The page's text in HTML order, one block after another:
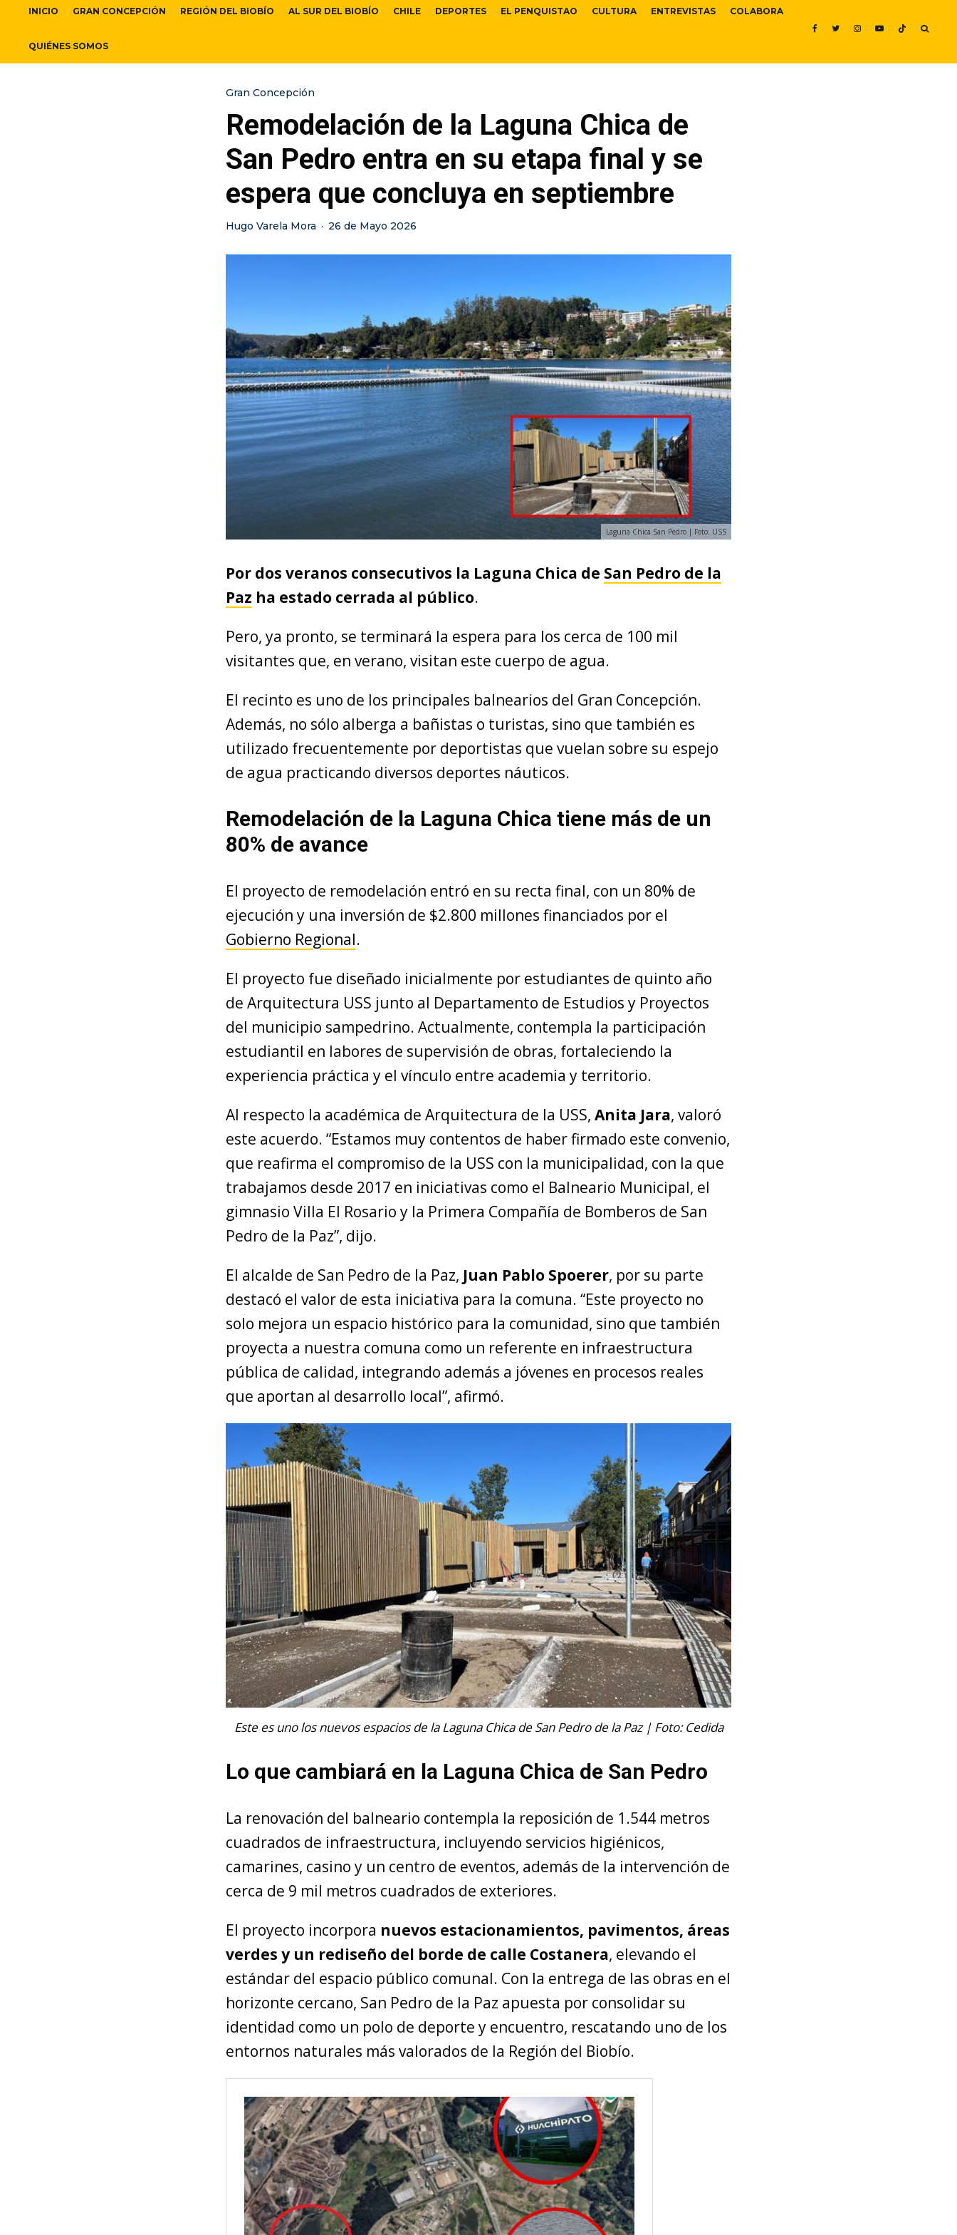
INICIO GRAN CONCEPCIÓN REGIÓN DEL BIOBÍO AL SUR DEL BIOBÍO CHILE DEPORTES EL PENQUISTAO CULTURA ENTREVISTAS COLABORA
QUIÉNES SOMOS
Gran Concepción
Remodelación de la Laguna Chica de
San Pedro entra en su etapa final y se
espera que concluya en septiembre
Hugo Varela Mora · 26 de Mayo 2026
Laguna Chica San Pedro | Foto: USS
Por dos veranos consecutivos la Laguna Chica de San Pedro de la
Paz ha estado cerrada al público.
Pero, ya pronto, se terminará la espera para los cerca de 100 mil
visitantes que, en verano, visitan este cuerpo de agua.
El recinto es uno de los principales balnearios del Gran Concepción.
Además, no sólo alberga a bañistas o turistas, sino que también es
utilizado frecuentemente por deportistas que vuelan sobre su espejo
de agua practicando diversos deportes náuticos.
Remodelación de la Laguna Chica tiene más de un
80% de avance
El proyecto de remodelación entró en su recta final, con un 80% de
ejecución y una inversión de $2.800 millones financiados por el
Gobierno Regional.
El proyecto fue diseñado inicialmente por estudiantes de quinto año
de Arquitectura USS junto al Departamento de Estudios y Proyectos
del municipio sampedrino. Actualmente, contempla la participación
estudiantil en labores de supervisión de obras, fortaleciendo la
experiencia práctica y el vínculo entre academia y territorio.
Al respecto la académica de Arquitectura de la USS, Anita Jara, valoró
este acuerdo. “Estamos muy contentos de haber firmado este convenio,
que reafirma el compromiso de la USS con la municipalidad, con la que
trabajamos desde 2017 en iniciativas como el Balneario Municipal, el
gimnasio Villa El Rosario y la Primera Compañía de Bomberos de San
Pedro de la Paz”, dijo.
El alcalde de San Pedro de la Paz, Juan Pablo Spoerer, por su parte
destacó el valor de esta iniciativa para la comuna. “Este proyecto no
solo mejora un espacio histórico para la comunidad, sino que también
proyecta a nuestra comuna como un referente en infraestructura
pública de calidad, integrando además a jóvenes en procesos reales
que aportan al desarrollo local”, afirmó.
Este es uno los nuevos espacios de la Laguna Chica de San Pedro de la Paz | Foto: Cedida
Lo que cambiará en la Laguna Chica de San Pedro
La renovación del balneario contempla la reposición de 1.544 metros
cuadrados de infraestructura, incluyendo servicios higiénicos,
camarines, casino y un centro de eventos, además de la intervención de
cerca de 9 mil metros cuadrados de exteriores.
El proyecto incorpora nuevos estacionamientos, pavimentos, áreas
verdes y un rediseño del borde de calle Costanera, elevando el
estándar del espacio público comunal. Con la entrega de las obras en el
horizonte cercano, San Pedro de la Paz apuesta por consolidar su
identidad como un polo de deporte y encuentro, rescatando uno de los
entornos naturales más valorados de la Región del Biobío.